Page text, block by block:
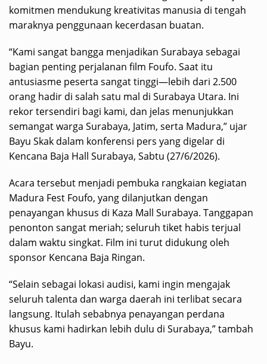
komitmen mendukung kreativitas manusia di tengah
maraknya penggunaan kecerdasan buatan.
“Kami sangat bangga menjadikan Surabaya sebagai
bagian penting perjalanan film Foufo. Saat itu
antusiasme peserta sangat tinggi—lebih dari 2.500
orang hadir di salah satu mal di Surabaya Utara. Ini
rekor tersendiri bagi kami, dan jelas menunjukkan
semangat warga Surabaya, Jatim, serta Madura,” ujar
Bayu Skak dalam konferensi pers yang digelar di
Kencana Baja Hall Surabaya, Sabtu (27/6/2026).
Acara tersebut menjadi pembuka rangkaian kegiatan
Madura Fest Foufo, yang dilanjutkan dengan
penayangan khusus di Kaza Mall Surabaya. Tanggapan
penonton sangat meriah; seluruh tiket habis terjual
dalam waktu singkat. Film ini turut didukung oleh
sponsor Kencana Baja Ringan.
“Selain sebagai lokasi audisi, kami ingin mengajak
seluruh talenta dan warga daerah ini terlibat secara
langsung. Itulah sebabnya penayangan perdana
khusus kami hadirkan lebih dulu di Surabaya,” tambah
Bayu.